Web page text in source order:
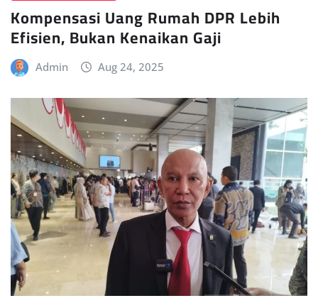
Kompensasi Uang Rumah DPR Lebih
Efisien, Bukan Kenaikan Gaji
Admin Aug 24, 2025